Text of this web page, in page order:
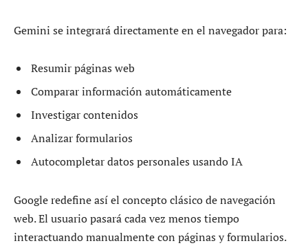
Gemini se integrará directamente en el navegador para:
Resumir páginas web
Comparar información automáticamente
Investigar contenidos
Analizar formularios
Autocompletar datos personales usando IA
Google redefine así el concepto clásico de navegación
web. El usuario pasará cada vez menos tiempo
interactuando manualmente con páginas y formularios.